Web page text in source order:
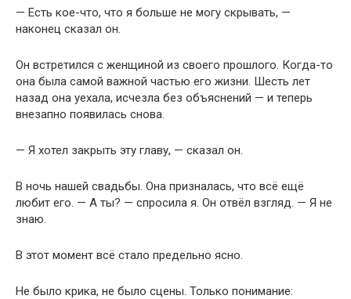
— Есть кое-что, что я больше не могу скрывать, —
наконец сказал он.
Он встретился с женщиной из своего прошлого. Когда-то
она была самой важной частью его жизни. Шесть лет
назад она уехала, исчезла без объяснений — и теперь
внезапно появилась снова.
— Я хотел закрыть эту главу, — сказал он.
В ночь нашей свадьбы. Она призналась, что всё ещё
любит его. — А ты? — спросила я. Он отвёл взгляд. — Я не
знаю.
В этот момент всё стало предельно ясно.
Не было крика, не было сцены. Только понимание: